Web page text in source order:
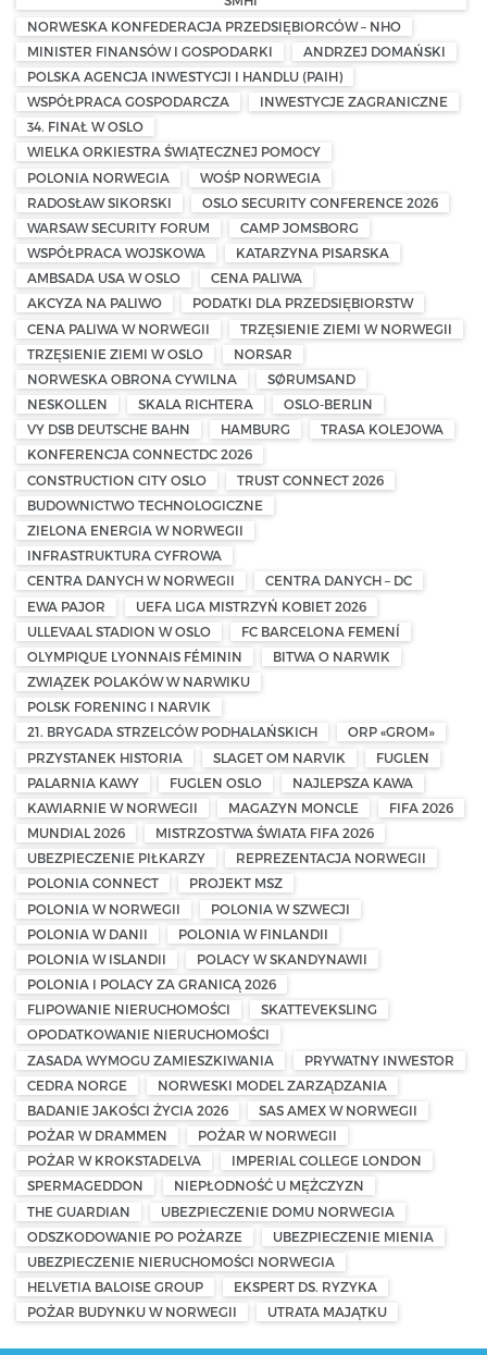
NORWESKA KONFEDERACJA PRZEDSIĘBIORCÓW – NHO
MINISTER FINANSÓW I GOSPODARKI
ANDRZEJ DOMAŃSKI
POLSKA AGENCJA INWESTYCJI I HANDLU (PAIH)
WSPÓŁPRACA GOSPODARCZA
INWESTYCJE ZAGRANICZNE
34. FINAŁ W OSLO
WIELKA ORKIESTRA ŚWIĄTECZNEJ POMOCY
POLONIA NORWEGIA
WOŚP NORWEGIA
RADOSŁAW SIKORSKI
OSLO SECURITY CONFERENCE 2026
WARSAW SECURITY FORUM
CAMP JOMSBORG
WSPÓŁPRACA WOJSKOWA
KATARZYNA PISARSKA
AMBSADA USA W OSLO
CENA PALIWA
AKCYZA NA PALIWO
PODATKI DLA PRZEDSIĘBIORSTW
CENA PALIWA W NORWEGII
TRZĘSIENIE ZIEMI W NORWEGII
TRZĘSIENIE ZIEMI W OSLO
NORSAR
NORWESKA OBRONA CYWILNA
SØRUMSAND
NESKOLLEN
SKALA RICHTERA
OSLO-BERLIN
VY DSB DEUTSCHE BAHN
HAMBURG
TRASA KOLEJOWA
KONFERENCJA CONNECTDC 2026
CONSTRUCTION CITY OSLO
TRUST CONNECT 2026
BUDOWNICTWO TECHNOLOGICZNE
ZIELONA ENERGIA W NORWEGII
INFRASTRUKTURA CYFROWA
CENTRA DANYCH W NORWEGII
CENTRA DANYCH – DC
EWA PAJOR
UEFA LIGA MISTRZYŃ KOBIET 2026
ULLEVAAL STADION W OSLO
FC BARCELONA FEMENÍ
OLYMPIQUE LYONNAIS FÉMININ
BITWA O NARWIK
ZWIĄZEK POLAKÓW W NARWIKU
POLSK FORENING I NARVIK
21. BRYGADA STRZELCÓW PODHALAŃSKICH
ORP «GROM»
PRZYSTANEK HISTORIA
SLAGET OM NARVIK
FUGLEN
PALARNIA KAWY
FUGLEN OSLO
NAJLEPSZA KAWA
KAWIARNIE W NORWEGII
MAGAZYN MONCLE
FIFA 2026
MUNDIAL 2026
MISTRZOSTWA ŚWIATA FIFA 2026
UBEZPIECZENIE PIŁKARZY
REPREZENTACJA NORWEGII
POLONIA CONNECT
PROJEKT MSZ
POLONIA W NORWEGII
POLONIA W SZWECJI
POLONIA W DANII
POLONIA W FINLANDII
POLONIA W ISLANDII
POLACY W SKANDYNAWII
POLONIA I POLACY ZA GRANICĄ 2026
FLIPOWANIE NIERUCHOMOŚCI
SKATTEVEKSLING
OPODATKOWANIE NIERUCHOMOŚCI
ZASADA WYMOGU ZAMIESZKIWANIA
PRYWATNY INWESTOR
CEDRA NORGE
NORWESKI MODEL ZARZĄDZANIA
BADANIE JAKOŚCI ŻYCIA 2026
SAS AMEX W NORWEGII
POŻAR W DRAMMEN
POŻAR W NORWEGII
POŻAR W KROKSTADELVA
IMPERIAL COLLEGE LONDON
SPERMAGEDDON
NIEPŁODNOŚĆ U MĘŻCZYZN
THE GUARDIAN
UBEZPIECZENIE DOMU NORWEGIA
ODSZKODOWANIE PO POŻARZE
UBEZPIECZENIE MIENIA
UBEZPIECZENIE NIERUCHOMOŚCI NORWEGIA
HELVETIA BALOISE GROUP
EKSPERT DS. RYZYKA
POŻAR BUDYNKU W NORWEGII
UTRATA MAJĄTKU